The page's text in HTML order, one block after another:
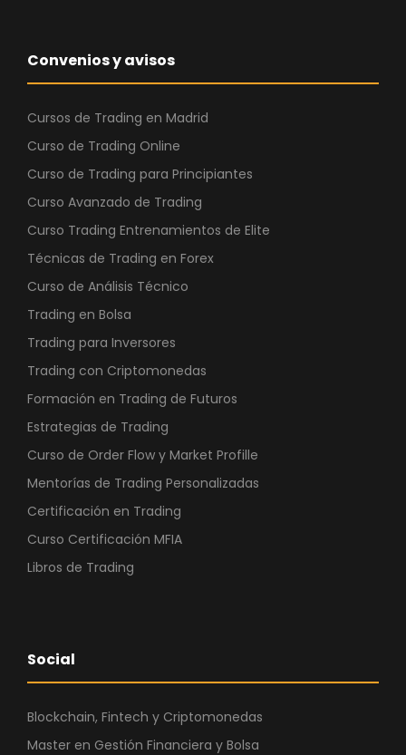
Convenios y avisos
Cursos de Trading en Madrid
Curso de Trading Online
Curso de Trading para Principiantes
Curso Avanzado de Trading
Curso Trading Entrenamientos de Elite
Técnicas de Trading en Forex
Curso de Análisis Técnico
Trading en Bolsa
Trading para Inversores
Trading con Criptomonedas
Formación en Trading de Futuros
Estrategias de Trading
Curso de Order Flow y Market Profille
Mentorías de Trading Personalizadas
Certificación en Trading
Curso Certificación MFIA
Libros de Trading
Social
Blockchain, Fintech y Criptomonedas
Master en Gestión Financiera y Bolsa